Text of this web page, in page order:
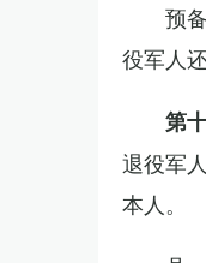
预
役军人
第
退役军
本人。